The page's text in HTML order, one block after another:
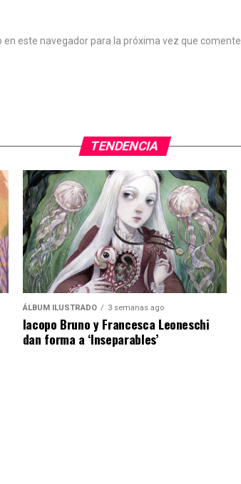
este navegador para la próxima vez que comente.
TENDENCIA
ÁLBUM ILUSTRADO 3 semanas ago
Iacopo Bruno y Francesca Leoneschi
dan forma a ‘Inseparables’